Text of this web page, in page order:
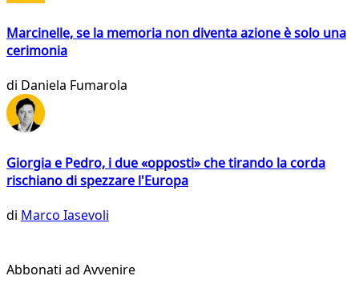
Marcinelle, se la memoria non diventa azione è solo una
cerimonia
di Daniela Fumarola
Giorgia e Pedro, i due «opposti» che tirando la corda
rischiano di spezzare l'Europa
di Marco Iasevoli
Abbonati ad Avvenire